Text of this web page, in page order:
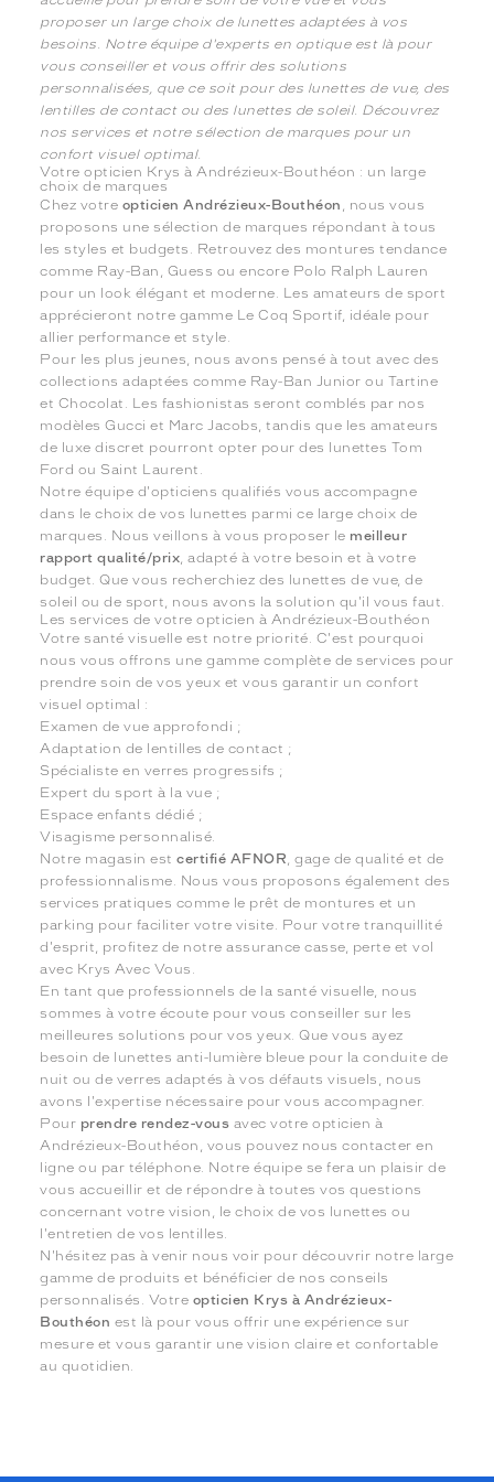
proposer un large choix de lunettes adaptées à vos
besoins. Notre équipe d'experts en optique est là pour
vous conseiller et vous offrir des solutions
personnalisées, que ce soit pour des lunettes de vue, des
lentilles de contact ou des lunettes de soleil. Découvrez
nos services et notre sélection de marques pour un
confort visuel optimal.
Votre opticien Krys à Andrézieux-Bouthéon : un large
choix de marques
Chez votre opticien Andrézieux-Bouthéon
, nous vous
proposons une sélection de marques répondant à tous
les styles et budgets. Retrouvez des montures tendance
comme Ray-Ban, Guess ou encore Polo Ralph Lauren
pour un look élégant et moderne. Les amateurs de sport
apprécieront notre gamme Le Coq Sportif, idéale pour
allier performance et style.
Pour les plus jeunes, nous avons pensé à tout avec des
collections adaptées comme Ray-Ban Junior ou Tartine
et Chocolat. Les fashionistas seront comblés par nos
modèles Gucci et Marc Jacobs, tandis que les amateurs
de luxe discret pourront opter pour des lunettes Tom
Ford ou Saint Laurent.
Notre équipe d'opticiens qualifiés vous accompagne
dans le choix de vos lunettes parmi ce large choix de
marques. Nous veillons à vous proposer le meilleur
rapport qualité/prix , adapté à votre besoin et à votre
budget. Que vous recherchiez des lunettes de vue, de
soleil ou de sport, nous avons la solution qu'il vous faut.
Les services de votre opticien à Andrézieux-Bouthéon
Votre santé visuelle est notre priorité. C'est pourquoi
nous vous offrons une gamme complète de services pour
prendre soin de vos yeux et vous garantir un confort
visuel optimal :
Examen de vue approfondi ;
Adaptation de lentilles de contact ;
Spécialiste en verres progressifs ;
Expert du sport à la vue ;
Espace enfants dédié ;
Visagisme personnalisé.
Notre magasin estcertifié AFNOR , gage de qualité et de
professionnalisme. Nous vous proposons également des
services pratiques comme le prêt de montures et un
parking pour faciliter votre visite. Pour votre tranquillité
d'esprit, profitez de notre assurance casse, perte et vol
avec Krys Avec Vous.
En tant que professionnels de la santé visuelle, nous
sommes à votre écoute pour vous conseiller sur les
meilleures solutions pour vos yeux. Que vous ayez
besoin de lunettes anti-lumière bleue pour la conduite de
nuit ou de verres adaptés à vos défauts visuels, nous
avons l'expertise nécessaire pour vous accompagner.
Pour prendre rendez-vous avec votre opticien à
Andrézieux-Bouthéon, vous pouvez nous contacter en
ligne ou par téléphone. Notre équipe se fera un plaisir de
vous accueillir et de répondre à toutes vos questions
concernant votre vision, le choix de vos lunettes ou
l'entretien de vos lentilles.
N'hésitez pas à venir nous voir pour découvrir notre large
gamme de produits et bénéficier de nos conseils
personnalisés. Votre opticien Krys à Andrézieux-
Bouthéon est là pour vous offrir une expérience sur
mesure et vous garantir une vision claire et confortable
au quotidien.